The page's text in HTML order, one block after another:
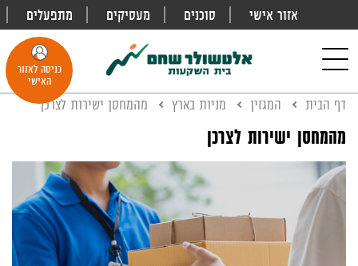
אזור אישי סוכנים מעסיקים מתפעלים
navigation
כניסה לאזור
האישי
דף הבית המגזין מניות בארץ מהמחסן ישירות לצרכן
מהמחסן ישירות לצרכן